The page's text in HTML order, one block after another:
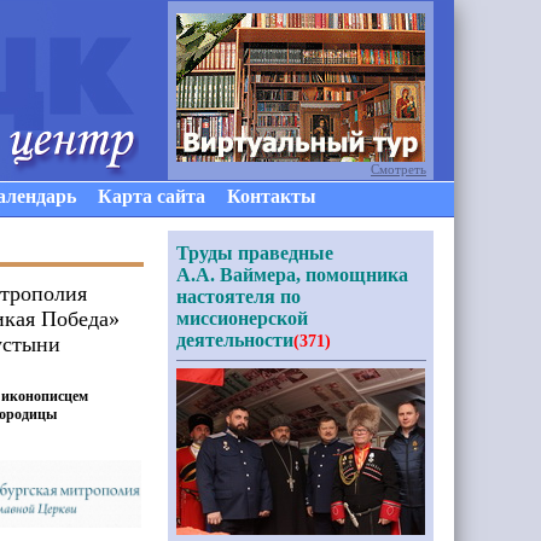
Карта сайта Контакты
Победа»
Смотреть
Труды праведные
А.А. Ваймера, помощника
настоятеля по
миссионерской
деятельности(371)